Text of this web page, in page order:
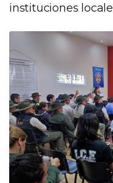
instituciones